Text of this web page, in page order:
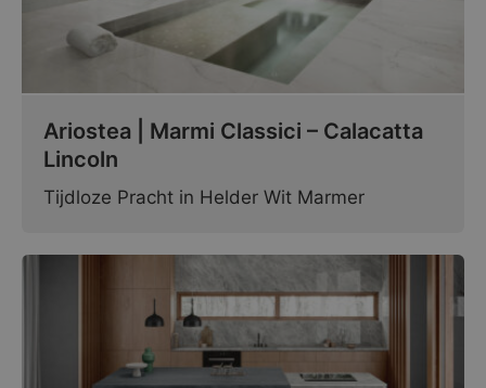
Ariostea | Marmi Classici – Calacatta
Lincoln
Tijdloze Pracht in Helder Wit Marmer